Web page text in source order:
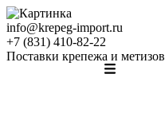
info@krepeg-import.ru
+7 (831) 410-82-22
Поставки крепежа и метизов